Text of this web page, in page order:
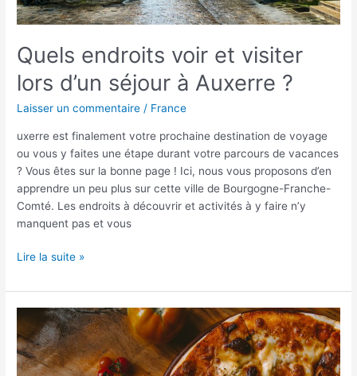
Quels endroits voir et visiter
lors d’un séjour à Auxerre ?
Laisser un commentaire / France
uxerre est finalement votre prochaine destination de voyage
ou vous y faites une étape durant votre parcours de vacances
? Vous êtes sur la bonne page ! Ici, nous vous proposons d’en
apprendre un peu plus sur cette ville de Bourgogne-Franche-
Comté. Les endroits à découvrir et activités à y faire n’y
manquent pas et vous
Lire la suite »
Quelles
sont
les
meilleures